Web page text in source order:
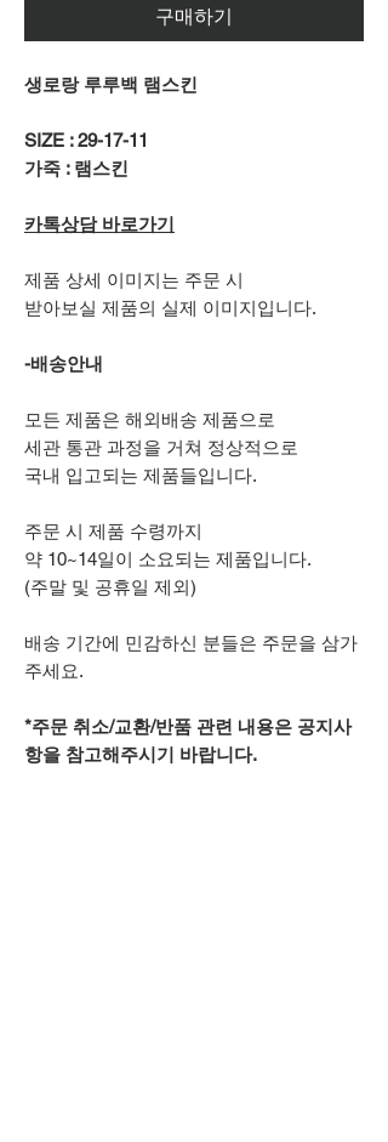
구매하기
생로랑 루루백 램스킨
SIZE : 29-17-11
가죽 : 램스킨
카톡상담 바로가기
제품 상세 이미지는 주문 시
받아보실 제품의 실제 이미지입니다.
-배송안내
모든 제품은 해외배송 제품으로
세관 통관 과정을 거쳐 정상적으로
국내 입고되는 제품들입니다.
주문 시 제품 수령까지
약 10~14일이 소요되는 제품입니다.
(주말 및 공휴일 제외)
배송 기간에 민감하신 분들은 주문을 삼가
주세요.
*주문 취소/교환/반품 관련 내용은 공지사
항을 참고해주시기 바랍니다.